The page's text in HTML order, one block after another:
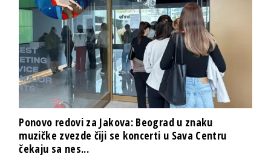
Ponovo redovi za Jakova: Beograd u znaku
muzičke zvezde čiji se koncerti u Sava Centru
čekaju sa nes...